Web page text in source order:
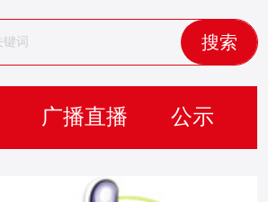
搜索
广播直播 公示